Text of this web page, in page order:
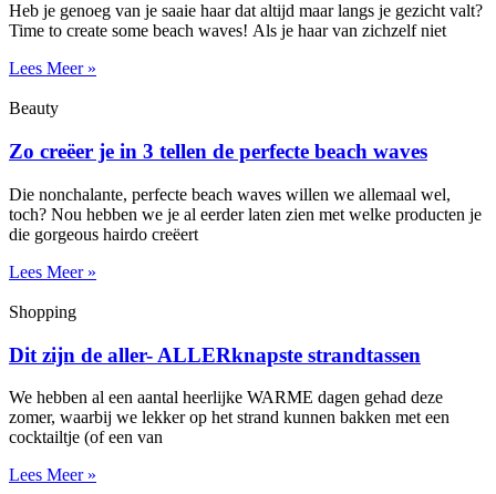
Heb je genoeg van je saaie haar dat altijd maar langs je gezicht valt?
Time to create some beach waves! Als je haar van zichzelf niet
Lees Meer »
Beauty
Zo creëer je in 3 tellen de perfecte beach waves
Die nonchalante, perfecte beach waves willen we allemaal wel,
toch? Nou hebben we je al eerder laten zien met welke producten je
die gorgeous hairdo creëert
Lees Meer »
Shopping
Dit zijn de aller- ALLERknapste strandtassen
We hebben al een aantal heerlijke WARME dagen gehad deze
zomer, waarbij we lekker op het strand kunnen bakken met een
cocktailtje (of een van
Lees Meer »